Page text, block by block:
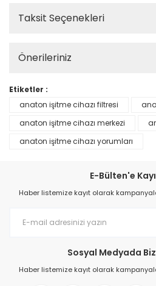
Taksit Seçenekleri
Önerileriniz
Etiketler :
anaton işitme cihazı filtresi
anaton işitme cihazı merkezi
anaton işitme cihazı yorumları
E-Bülten'e
Haber listemize kayıt olarak
Sosyal Medyada
Haber listemize kayıt olarak